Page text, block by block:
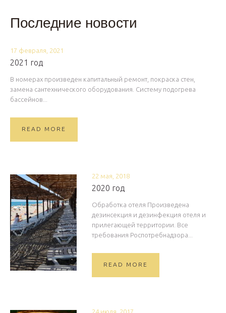
Последние новости
17 февраля, 2021
2021 год
В номерах произведен капитальный ремонт, покраска стен,
замена сантехнического оборудования. Систему подогрева
бассейнов...
READ MORE
22 мая, 2018
2020 год
Обработка отеля Произведена
дезинсекция и дезинфекция отеля и
прилегающей территории. Все
требования Роспотребнадзора...
READ MORE
24 июля, 2017